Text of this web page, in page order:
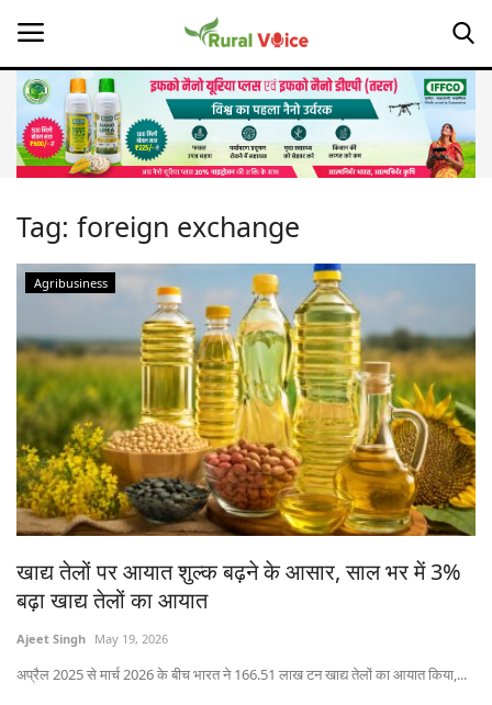
Home
About Us
Leadership Profiles
Opinion
Politics
Magazine
States
Events
Agribusiness
Agritech
Tag: foreign exchange
Agribusiness
खाद्य तेलों पर आयात शुल्क बढ़ने के आसार, साल भर में 3%
बढ़ा खाद्य तेलों का आयात
Ajeet Singh May 19, 2026
अप्रैल 2025 से मार्च 2026 के बीच भारत ने 166.51 लाख टन खाद्य तेलों का आयात किया,...